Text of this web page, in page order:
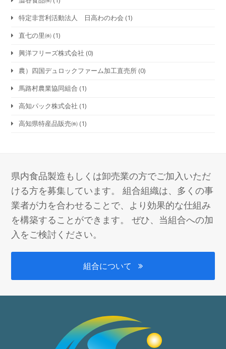
特定非営利活動法人 日高わのわ会 (1)
直七の里㈱ (1)
興洋フリーズ株式会社 (0)
農）四国デュロックファーム加工直売所 (0)
馬路村農業協同組合 (1)
高知パック株式会社 (1)
高知県特産品販売㈱ (1)
県内食品製造もしくは卸売業の方でご加入いただ
ける方を募集しています。 組合組織は、多くの事
業者が力を合わせることで、より効果的な仕組み
を構築することができます。 ぜひ、当組合への加
入をご検討ください。
組合について